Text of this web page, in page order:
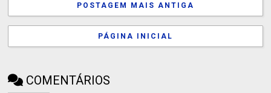
POSTAGEM MAIS ANTIGA
PÁGINA INICIAL
COMENTÁRIOS